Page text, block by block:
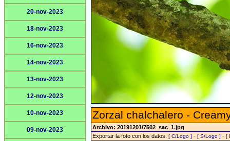
20-nov-2023
18-nov-2023
16-nov-2023
14-nov-2023
13-nov-2023
12-nov-2023
10-nov-2023
09-nov-2023
Zorzal chalchalero -
Archivo: 20191201/7502_sac_1.jpg
Exportar la foto con los datos: [ C/Logo ] - [ S/Logo ] - [